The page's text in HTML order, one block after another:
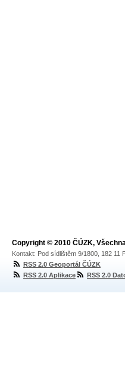
Copyright © 2010 ČÚZK,
Kontakt: Pod sídlištěm 9/1800, 182 11
RSS 2.0 Geoportál ČÚZK
RSS 2.0 Aplikace
RSS 2.0